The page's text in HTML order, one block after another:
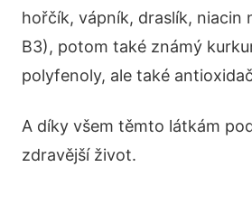
hořčík, vápník, draslík, niacin
B3), potom také známý
polyfenoly, ale také
A díky všem těmto látkám
zdravější život.